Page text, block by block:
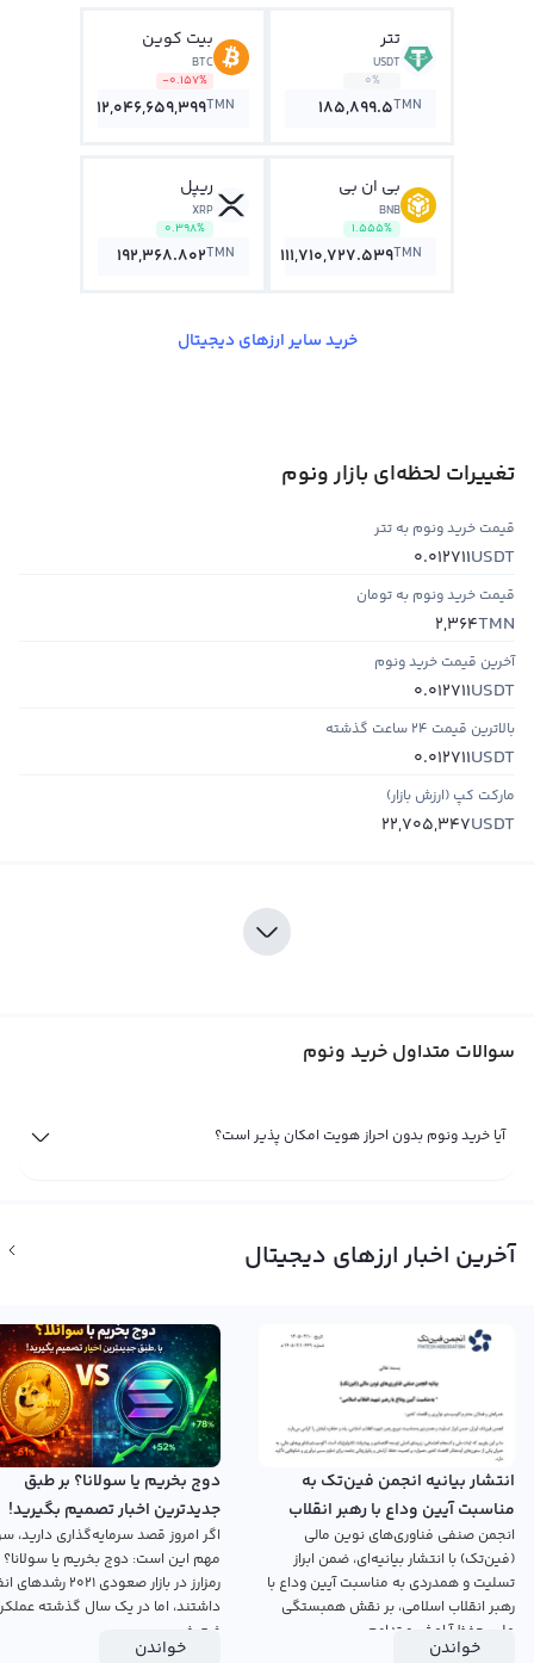
تتر
USDT
0%
185,899.5TMN
بیت کوین
BTC
-0.157%
12,046,659,399TMN
بی ان بی
BNB
1.555%
111,710,727.539TMN
ریپل
XRP
0.398%
192,368.802TMN
خرید سایر ارزهای دیجیتال
تغییرات لحظه‌ای بازار ونوم
قیمت خرید ونوم به تتر
USDT
0.012711
قیمت خرید ونوم به تومان
TMN
2,364
آخرین قیمت خرید ونوم
USDT
0.012711
بالاترین قیمت ۲۴ ساعت گذشته
USDT
0.012711
مارکت کپ (ارزش بازار)
USDT
22,705,347
سوالات متداول خرید ونوم
آیا خرید ونوم بدون احراز هویت امکان پذیر است؟
آخرین اخبار ارزهای دیجیتال
انتشار بیانیه انجمن فین‌تک به
مناسبت آیین وداع با رهبر انقلاب
اسلامی
انجمن صنفی فناوری‌های نوین مالی
(فین‌تک) با انتشار بیانیه‌ای، ضمن ابراز
تسلیت و همدردی به مناسبت آیین وداع با
رهبر انقلاب اسلامی، بر نقش همبستگی
ملی، حفظ آرامش و تداوم...
خواندن
دوج بخریم یا سولانا؟ بر طبق
جدیدترین اخبار تصمیم بگیرید!
اگر امروز قصد سرمایه‌گذاری دارید،
مهم این است: دوج بخریم یا
رمزارز در بازار صعودی ۲۰۲۱
داشتند، اما در یک سال گذشته
ضعیفی...
خواندن